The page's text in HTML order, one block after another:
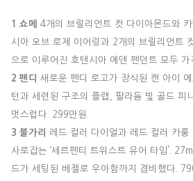
1 쇼메
4개의 브릴리언트 컷 다이아몬드와
시아 오브 로제 이어링과 2개의 브릴리언트
으로 이루어진 호텐시아 에덴 펜던트 모두 가
2 펜디
새로운 펜디 로고가 장식된 캔 아이
턴과 세련된 구조의 플랩, 팔라듐 빛 골드 피
멋스럽다. 299만원.
3 불가리
레드 컬러 다이얼과 레드 컬러 카
사로잡는 ‘세르펜티 트위스트 유어 타임’.
드가 세팅된 베젤로 우아함까지 겸비했다.